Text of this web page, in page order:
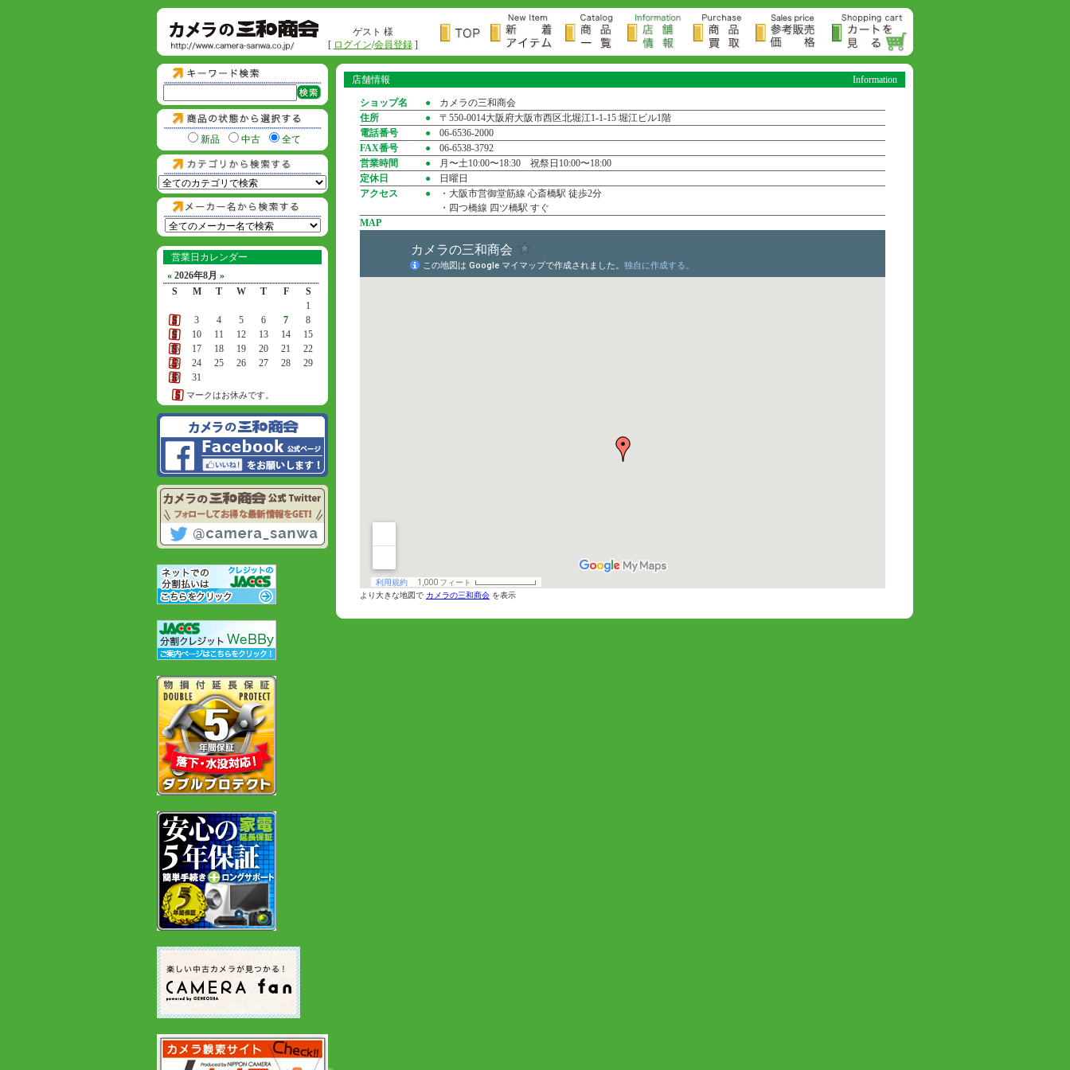
ゲスト 様
[ ログイン/会員登録]
新品 中古 全て
営業日カレンダー
« 2026年8月 »
S
M T W T F
S
1
2
3 4 5 6 7
8
9
10 11 12 13 14
15
16
17 18 19 20 21
22
23
24 25 26 27 28
29
30
31
マークはお休みです。
Information
店舗情報
ショップ名 ●
カメラの三和商会
住所
●
〒550-0014大阪府大阪市西区北堀江1-1-15 堀江ビル1階
電話番号
●
06-6536-2000
FAX番号
●
06-6538-3792
営業時間
●
月〜土10:00〜18:30 祝祭日10:00〜18:00
定休日
●
日曜日
アクセス
●
・大阪市営御堂筋線 心斎橋駅 徒歩2分
・四つ橋線 四ツ橋駅 すぐ
MAP
より大きな地図で カメラの三和商会 を表示